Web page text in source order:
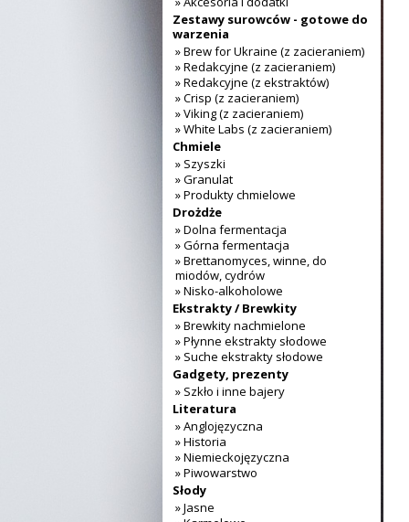
Zestawy surowców - gotowe do
warzenia
» Brew for Ukraine (z zacieraniem)
» Redakcyjne (z zacieraniem)
» Redakcyjne (z ekstraktów)
» Crisp (z zacieraniem)
» Viking (z zacieraniem)
» White Labs (z zacieraniem)
Chmiele
» Szyszki
» Granulat
» Produkty chmielowe
Drożdże
» Dolna fermentacja
» Górna fermentacja
» Brettanomyces, winne, do
miodów, cydrów
» Nisko-alkoholowe
Ekstrakty / Brewkity
» Brewkity nachmielone
» Płynne ekstrakty słodowe
» Suche ekstrakty słodowe
Gadgety, prezenty
» Szkło i inne bajery
Literatura
» Anglojęzyczna
» Historia
» Niemieckojęzyczna
» Piwowarstwo
Słody
» Jasne